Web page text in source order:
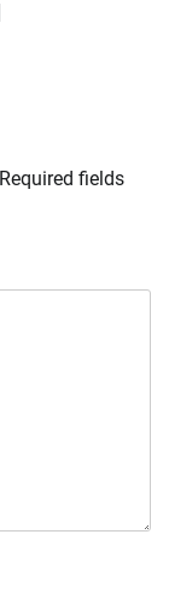
Required fields